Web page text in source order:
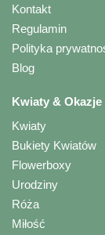
Kontakt
Regulamin
Polityka
Blog
Kwiaty & Okazje
Kwiaty
Bukiety Kwiatów
Flowerboxy
Urodziny
Róża
Miłość